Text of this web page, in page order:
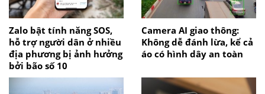
Zalo bật tính năng SOS,
hỗ trợ người dân ở nhiều
địa phương bị ảnh hưởng
bởi bão số 10
Camera AI giao thông:
Không dễ đánh lừa, kể cả
áo có hình dây an toàn